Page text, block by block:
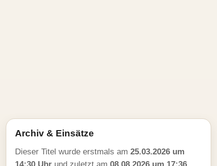
Archiv & Einsätze
Dieser Titel wurde erstmals am 25.03.2026 um